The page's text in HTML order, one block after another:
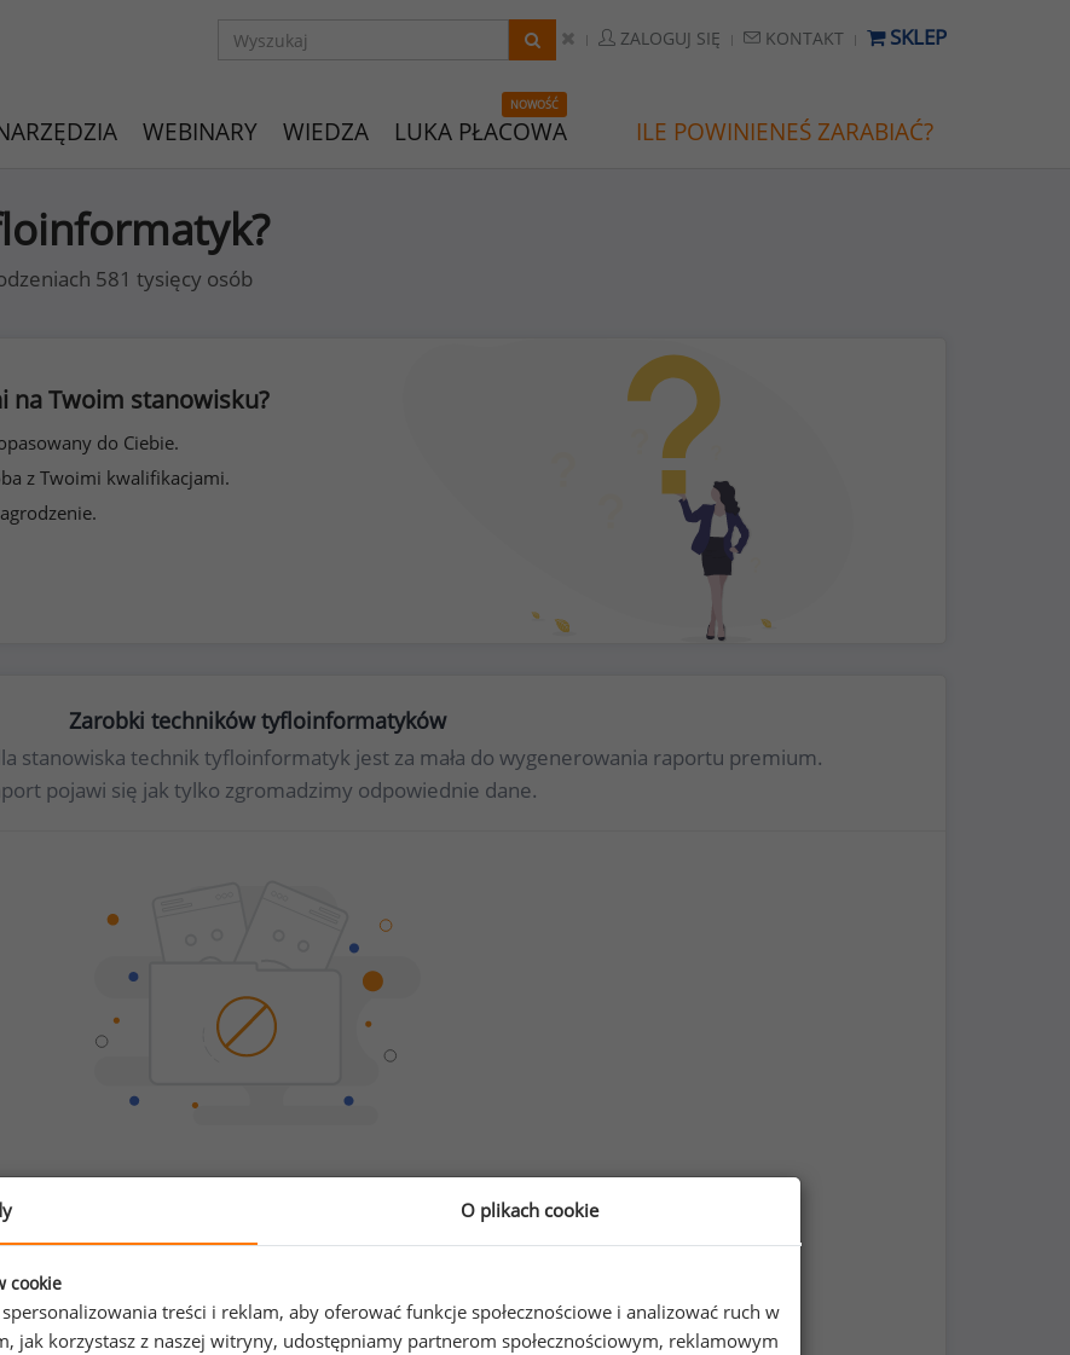
ZALOGUJ SIĘ KONTAKT SKLEP
WEBINARY WIEDZA
NOWOŚĆ
LUKA PŁACOWA ILE POWINIENEŚ ZARABIAĆ?
581 tysięcy osób
na Twoim stanowisku?
do Ciebie.
z Twoimi kwalifikacjami.
Zarobki techników tyfloinformatyków
stanowiska technik tyfloinformatyk jest za mała do wygenerowania raportu premium.
pojawi się jak tylko zgromadzimy odpowiednie dane.
Sprawdź ile powinieneś zarabiać
O plikach cookie
cookie
treści i reklam, aby oferować funkcje społecznościowe i analizować ruch w
jak korzystasz z naszej witryny, udostępniamy partnerom społecznościowym, reklamowym